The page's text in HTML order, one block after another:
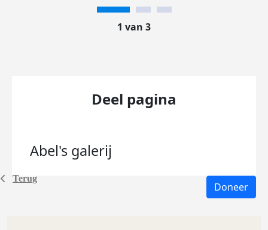
Terug
1 van 3
Deel pagina
Abel's galerij
Doneer